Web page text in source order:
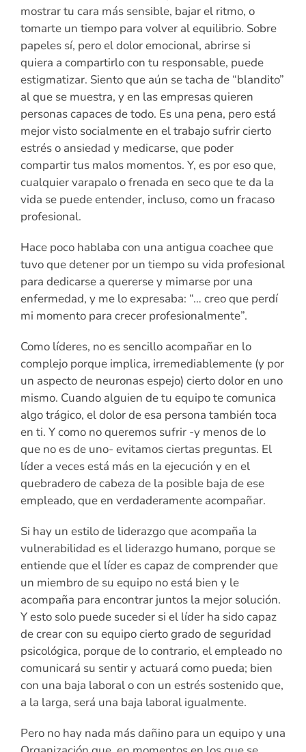
mostrar tu cara más sensible, bajar el ritmo, o
tomarte un tiempo para volver al equilibrio. Sobre
papeles sí, pero el dolor emocional, abrirse si
quiera a compartirlo con tu responsable, puede
estigmatizar. Siento que aún se tacha de “blandito”
al que se muestra, y en las empresas quieren
personas capaces de todo. Es una pena, pero está
mejor visto socialmente en el trabajo sufrir cierto
estrés o ansiedad y medicarse, que poder
compartir tus malos momentos. Y, es por eso que,
cualquier varapalo o frenada en seco que te da la
vida se puede entender, incluso, como un fracaso
profesional.
Hace poco hablaba con una antigua coachee que
tuvo que detener por un tiempo su vida profesional
para dedicarse a quererse y mimarse por una
enfermedad, y me lo expresaba: “… creo que perdí
mi momento para crecer profesionalmente”.
Como líderes, no es sencillo acompañar en lo
complejo porque implica, irremediablemente (y por
un aspecto de neuronas espejo) cierto dolor en uno
mismo. Cuando alguien de tu equipo te comunica
algo trágico, el dolor de esa persona también toca
en ti. Y como no queremos sufrir -y menos de lo
que no es de uno- evitamos ciertas preguntas. El
líder a veces está más en la ejecución y en el
quebradero de cabeza de la posible baja de ese
empleado, que en verdaderamente acompañar.
Si hay un estilo de liderazgo que acompaña la
vulnerabilidad es el liderazgo humano, porque se
entiende que el líder es capaz de comprender que
un miembro de su equipo no está bien y le
acompaña para encontrar juntos la mejor solución.
Y esto solo puede suceder si el líder ha sido capaz
de crear con su equipo cierto grado de seguridad
psicológica, porque de lo contrario, el empleado no
comunicará su sentir y actuará como pueda; bien
con una baja laboral o con un estrés sostenido que,
a la larga, será una baja laboral igualmente.
Pero no hay nada más dañino para un equipo y una